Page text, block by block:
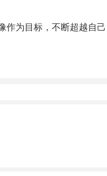
为目标，不断超越自